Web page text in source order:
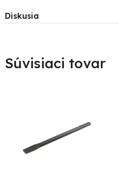
Diskusia
Súvisiaci tovar